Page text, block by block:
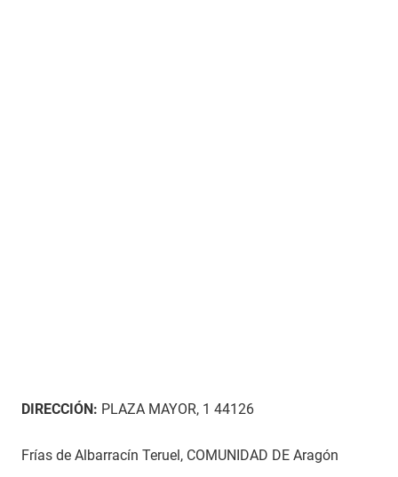
DIRECCIÓN: PLAZA MAYOR, 1 44126
Frías de Albarracín Teruel, COMUNIDAD DE Aragón